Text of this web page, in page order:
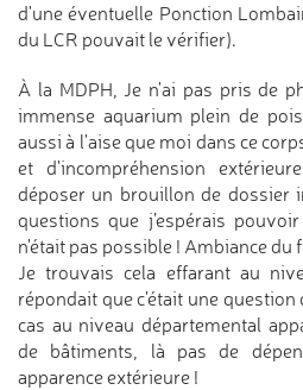
d'une éventuelle Ponction
du LCR pouvait le vérifier).
À la MDPH, Je n'ai pas pris de
immense aquarium plein de
aussi à l'aise que moi dans ce
et d'incompréhension
déposer un brouillon de dossier
questions que j’espérais
n'était pas possible ! Ambiance du
Je trouvais cela effarant au
répondait que c'était une question
cas au niveau départemental
de bâtiments, là pas de
apparence extérieure !